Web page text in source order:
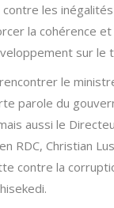
les
la cohérence et
sur le
le
parole du
aussi le
RDC, Christian
contre la